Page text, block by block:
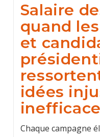
Salaire
quand
et
idées
Chaque campagne